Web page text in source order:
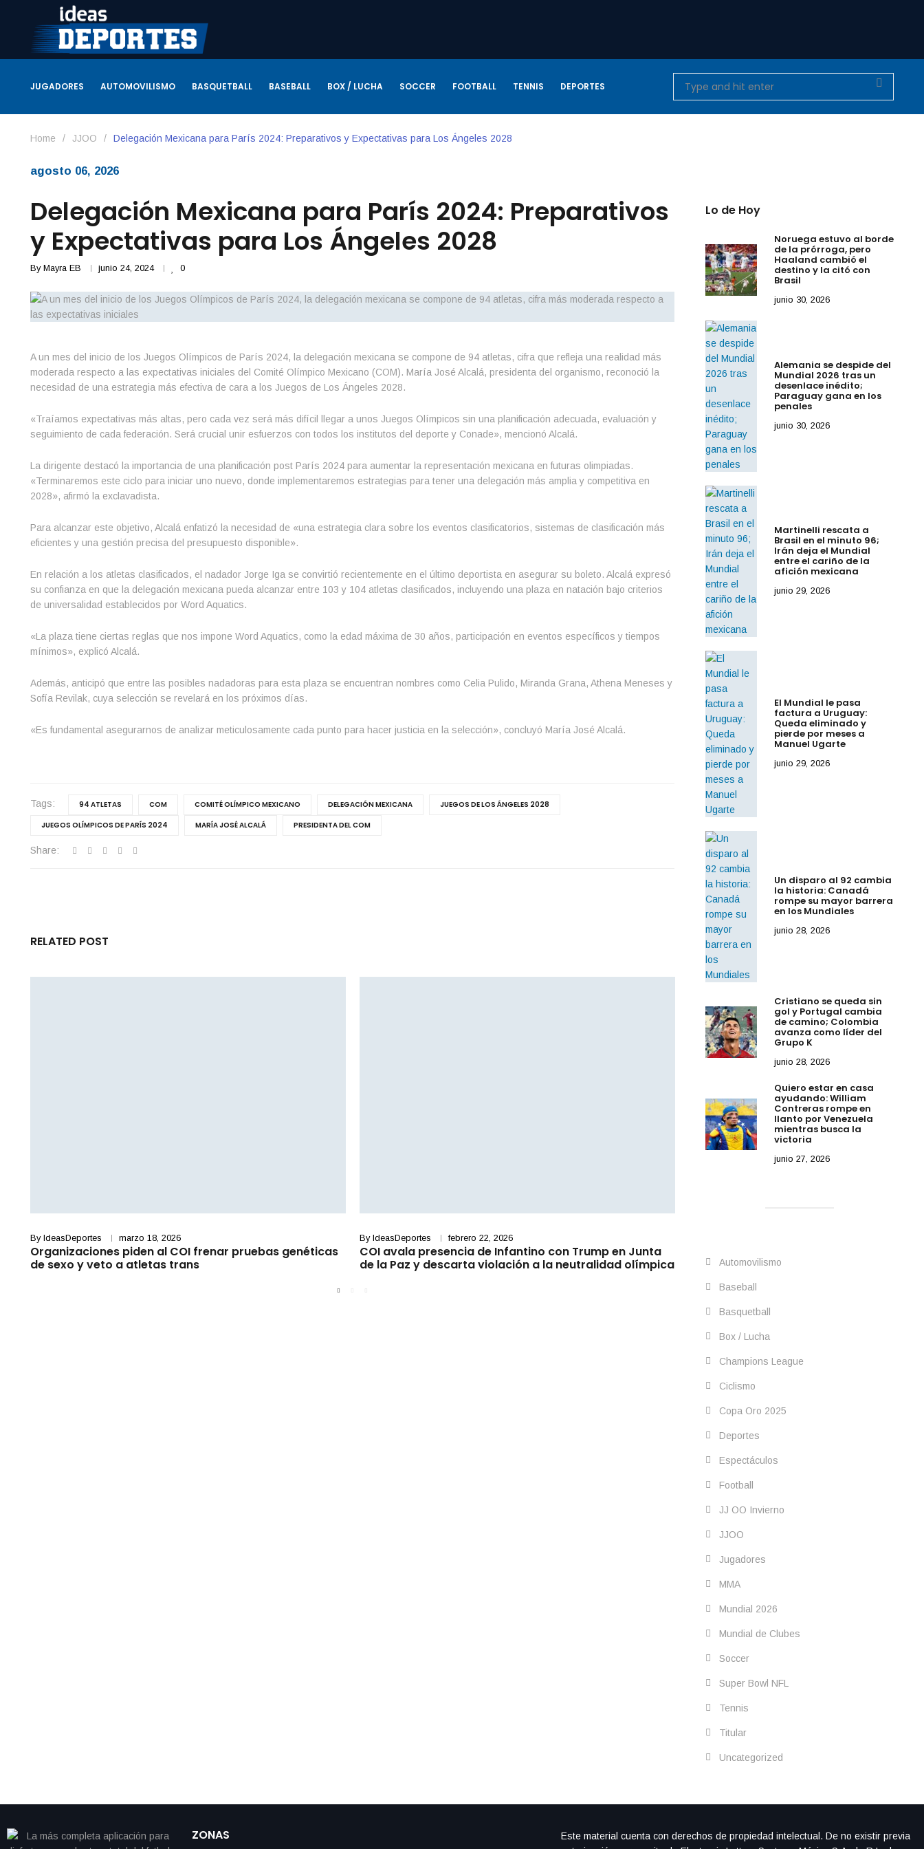
JUGADORES AUTOMOVILISMO BASQUETBALL BASEBALL BOX / LUCHA SOCCER FOOTBALL TENNIS DEPORTES
Home / JJOO / Delegación Mexicana para París 2024: Preparativos y Expectativas para Los Ángeles 2028
agosto 06, 2026
Delegación Mexicana para París 2024: Preparativos
y Expectativas para Los Ángeles 2028
By Mayra EB junio 24, 2024 0
A un mes del inicio de los Juegos Olímpicos de París 2024, la delegación mexicana se compone de 94 atletas, cifra que refleja una realidad más
moderada respecto a las expectativas iniciales del Comité Olímpico Mexicano (COM). María José Alcalá, presidenta del organismo, reconoció la
necesidad de una estrategia más efectiva de cara a los Juegos de Los Ángeles 2028.
«Traíamos expectativas más altas, pero cada vez será más difícil llegar a unos Juegos Olímpicos sin una planificación adecuada, evaluación y
seguimiento de cada federación. Será crucial unir esfuerzos con todos los institutos del deporte y Conade», mencionó Alcalá.
La dirigente destacó la importancia de una planificación post París 2024 para aumentar la representación mexicana en futuras olimpiadas.
«Terminaremos este ciclo para iniciar uno nuevo, donde implementaremos estrategias para tener una delegación más amplia y competitiva en
2028», afirmó la exclavadista.
Para alcanzar este objetivo, Alcalá enfatizó la necesidad de «una estrategia clara sobre los eventos clasificatorios, sistemas de clasificación más
eficientes y una gestión precisa del presupuesto disponible».
En relación a los atletas clasificados, el nadador Jorge Iga se convirtió recientemente en el último deportista en asegurar su boleto. Alcalá expresó
su confianza en que la delegación mexicana pueda alcanzar entre 103 y 104 atletas clasificados, incluyendo una plaza en natación bajo criterios
de universalidad establecidos por Word Aquatics.
«La plaza tiene ciertas reglas que nos impone Word Aquatics, como la edad máxima de 30 años, participación en eventos específicos y tiempos
mínimos», explicó Alcalá.
Además, anticipó que entre las posibles nadadoras para esta plaza se encuentran nombres como Celia Pulido, Miranda Grana, Athena Meneses y
Sofía Revilak, cuya selección se revelará en los próximos días.
«Es fundamental asegurarnos de analizar meticulosamente cada punto para hacer justicia en la selección», concluyó María José Alcalá.
Tags: 94 ATLETAS COM COMITÉ OLÍMPICO MEXICANO DELEGACIÓN MEXICANA
JUEGOS DE LOS ÁNGELES 2028
JUEGOS OLÍMPICOS DE PARÍS 2024
MARÍA JOSÉ ALCALÁ PRESIDENTA DEL COM
Share:
RELATED POST
By IdeasDeportes marzo 18, 2026
Organizaciones piden al COI frenar pruebas genéticas
de sexo y veto a atletas trans
By IdeasDeportes febrero 22, 2026
COI avala presencia de Infantino con Trump en Junta
de la Paz y descarta violación a la neutralidad olímpica
2026: Dominan la velocidad rumbo a LA
Lo de Hoy
Noruega estuvo al borde
de la prórroga, pero
Haaland cambió el
destino y la citó con
Brasil
junio 30, 2026
Alemania se despide del
Mundial 2026 tras un
desenlace inédito;
Paraguay gana en los
penales
junio 30, 2026
Martinelli rescata a
Brasil en el minuto 96;
Irán deja el Mundial
entre el cariño de la
afición mexicana
junio 29, 2026
El Mundial le pasa
factura a Uruguay:
Queda eliminado y
pierde por meses a
Manuel Ugarte
junio 29, 2026
Un disparo al 92 cambia
la historia: Canadá
rompe su mayor barrera
en los Mundiales
junio 28, 2026
Cristiano se queda sin
gol y Portugal cambia
de camino; Colombia
avanza como líder del
Grupo K
junio 28, 2026
Quiero estar en casa
ayudando: William
Contreras rompe en
llanto por Venezuela
mientras busca la
victoria
junio 27, 2026
Automovilismo
Baseball
Basquetball
Box / Lucha
Champions League
Ciclismo
Copa Oro 2025
Deportes
Espectáculos
Football
JJ OO Invierno
JJOO
Jugadores
MMA
Mundial 2026
Mundial de Clubes
Soccer
Super Bowl NFL
Tennis
Titular
Uncategorized
ZONAS
Este material cuenta con derechos de propiedad intelectual. De no existir previa